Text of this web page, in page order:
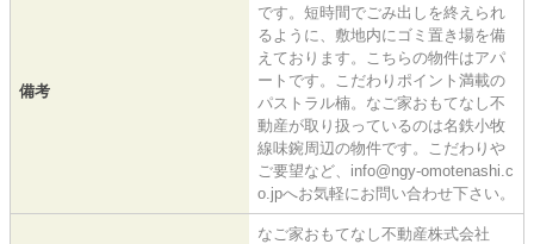
備考
です。短時間でごみ出しを終えられ
るように、敷地内にゴミ置き場を備
えております。こちらの物件はアパ
ートです。こだわりポイント満載の
パストラル楠。なご家おもてなし不
動産が取り扱っているのは名鉄小牧
線味鋺周辺の物件です。こだわりや
ご要望など、info@ngy-omotenashi.c
o.jpへお気軽にお問い合わせ下さい。
なご家おもてなし不動産株式会社